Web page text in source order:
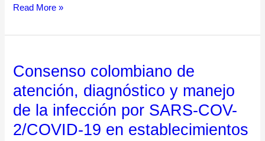
Read More »
Consenso colombiano de
atención, diagnóstico y manejo
de la infección por SARS-COV-
2/COVID-19 en establecimientos
Consenso
de
atención,
diagnóstico
y